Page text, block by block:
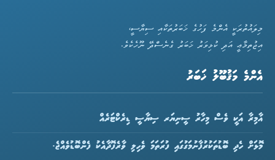
މިލައުތުރަކީ އެންމެ ފަހުގެ ޚަބަރުތަކާއި ސިޔާސީ،
އިޖުތިމާޢީ އަދި ކުޅިވަރު ޚަބަރު ގެނެސްދޭ ނޫހެކެވެ.
އެންމެ މަޤުބޫލު ޚަބަރު
އާމިރާ އަކީ ވެސް މިހާރު ސީނިޔަރ ސިޔާސީ ޑިރެކްޓަރެއް
މޮޅަށް ހެދި ބޮޑުތަކުރުފާނުމަގުގައި ފުރަތަމަ ވެހިލި ވާރެފޮދާއެކު ފެންބޮޑުވެއްޖެ.